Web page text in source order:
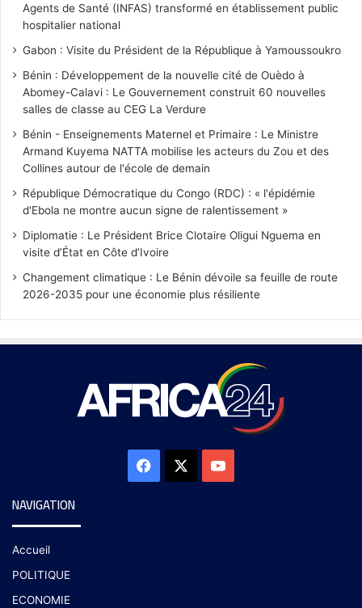
Agents de Santé (INFAS) transformé en établissement public
hospitalier national
Gabon : Visite du Président de la République à Yamoussoukro
Bénin : Développement de la nouvelle cité de Ouèdo à
Abomey-Calavi : Le Gouvernement construit 60 nouvelles
salles de classe au CEG La Verdure
Bénin - Enseignements Maternel et Primaire : Le Ministre
Armand Kuyema NATTA mobilise les acteurs du Zou et des
Collines autour de l'école de demain
République Démocratique du Congo (RDC) : « l'épidémie
d'Ebola ne montre aucun signe de ralentissement »
Diplomatie : Le Président Brice Clotaire Oligui Nguema en
visite d’État en Côte d’Ivoire
Changement climatique : Le Bénin dévoile sa feuille de route
2026-2035 pour une économie plus résiliente
NAVIGATION
Accueil
POLITIQUE
ECONOMIE